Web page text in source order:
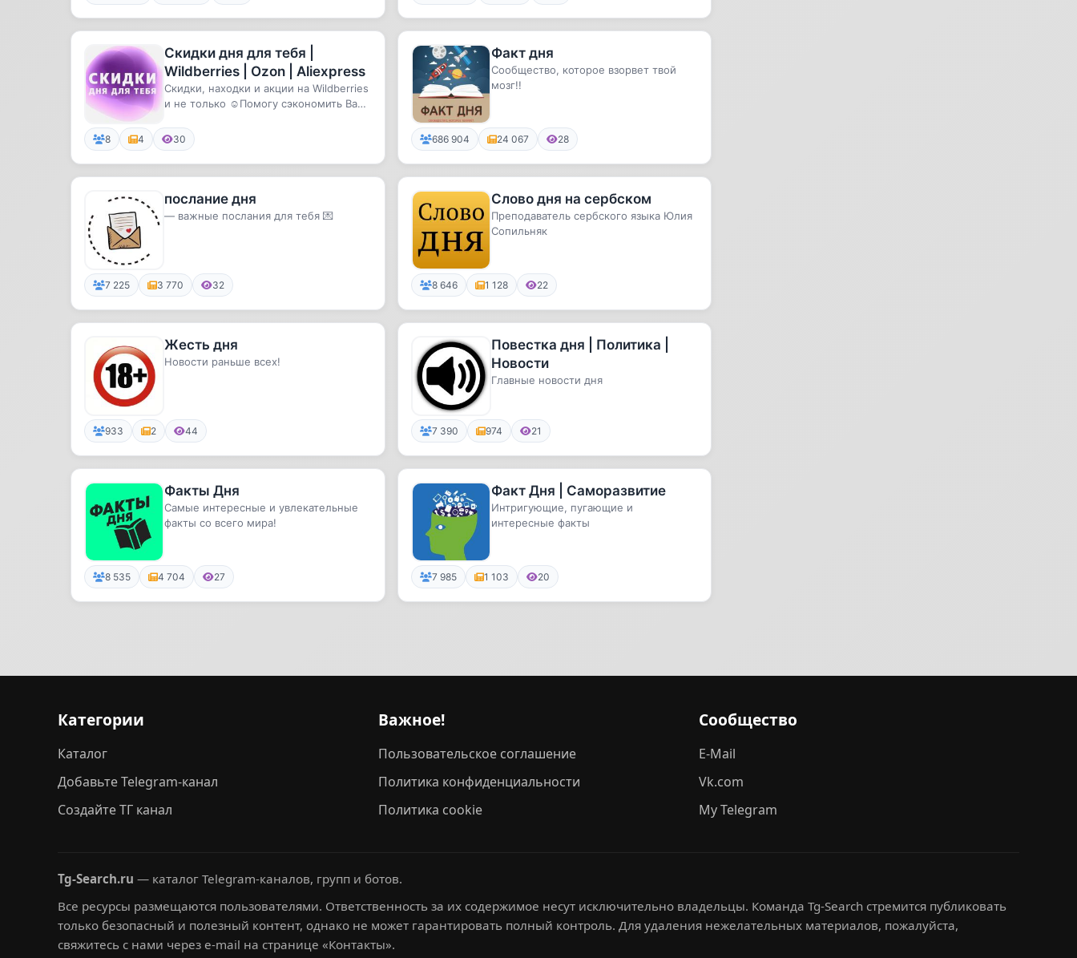
Скидки дня для тебя |
Wildberries | Ozon | Aliexpress
Скидки, находки и акции на Wildberries
и не только ☺️Помогу сэкономить Ваш
8 4 30
Факт дня
Сообщество, которое взорвет твой
мозг!!
686 904 24 067 28
послание дня
— важные послания для тебя 💌
7 225 3 770 32
Слово дня на сербском
Преподаватель сербского языка Юлия
Сопильняк
8 646 1 128 22
Жесть дня
Новости раньше всех!
933 2 44
Повестка дня | Политика |
Новости
Главные новости дня
7 390 974 21
Факты Дня
Самые интересные и увлекательные
факты со всего мира!
8 535 4 704 27
Факт Дня | Саморазвитие
Интригующие, пугающие и
интересные факты
7 985 1 103 20
Категории
Каталог
Добавьте Telegram-канал
Создайте ТГ канал
Важное!
Пользовательское соглашение
Политика конфиденциальности
Политика cookie
Сообщество
E-Mail
Vk.com
My Telegram
Tg-Search.ru — каталог Telegram-каналов, групп и ботов.
Все ресурсы размещаются пользователями. Ответственность за их содержимое несут исключительно владельцы. Команда Tg-Search стремится публиковать
только безопасный и полезный контент, однако не может гарантировать полный контроль. Для удаления нежелательных материалов, пожалуйста,
свяжитесь с нами через e-mail на странице «Контакты».